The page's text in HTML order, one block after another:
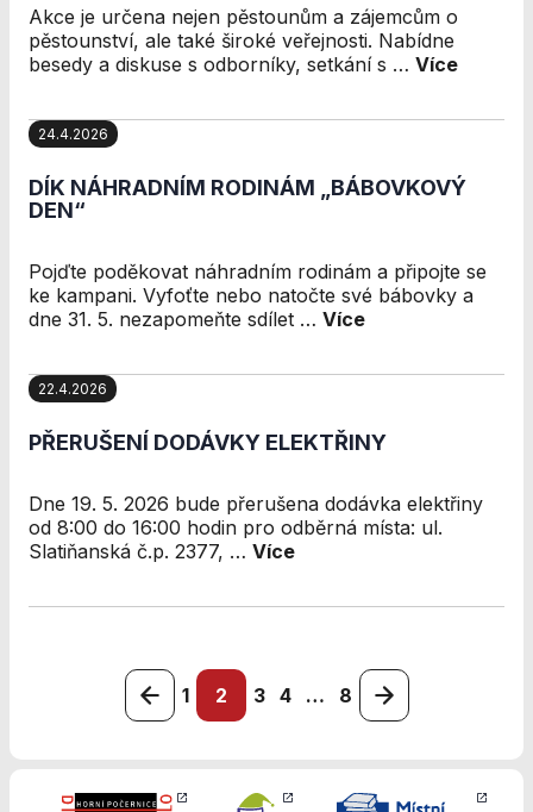
Akce je určena nejen pěstounům a zájemcům o
pěstounství, ale také široké veřejnosti. Nabídne
besedy a diskuse s odborníky, setkání s … Více
24.4.2026
DÍK NÁHRADNÍM RODINÁM „BÁBOVKOVÝ
DEN“
Pojďte poděkovat náhradním rodinám a připojte se
ke kampani. Vyfoťte nebo natočte své bábovky a
dne 31. 5. nezapomeňte sdílet … Více
22.4.2026
PŘERUŠENÍ DODÁVKY ELEKTŘINY
Dne 19. 5. 2026 bude přerušena dodávka elektřiny
od 8:00 do 16:00 hodin pro odběrná místa: ul.
Slatiňanská č.p. 2377, … Více
1 2 3 4 … 8